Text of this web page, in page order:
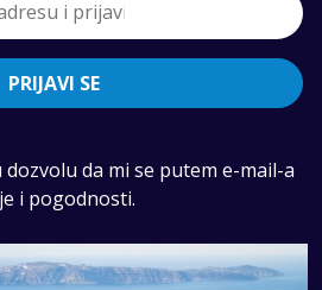
PRIJAVI SE
da mi se putem e-mail-a
i pogodnosti.